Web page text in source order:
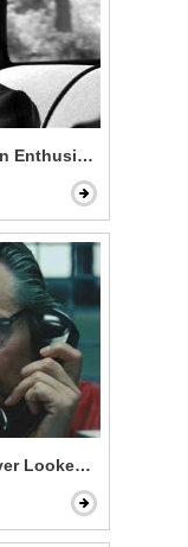
Enthusiast
Looked For Her?